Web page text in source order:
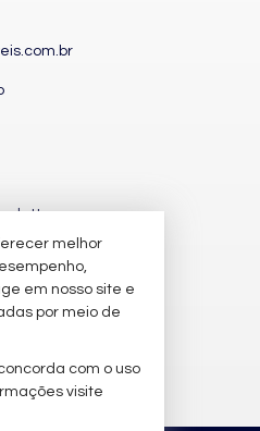
melhor
em nosso site e
por meio de
com o uso
visite